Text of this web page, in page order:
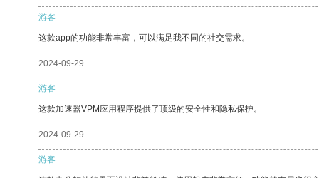
游客
这款app的功能非常丰富，可以满足我不同的社交需求。
2024-09-29
游客
这款加速器VPM应用程序提供了顶级的安全性和隐私保护。
2024-09-29
游客